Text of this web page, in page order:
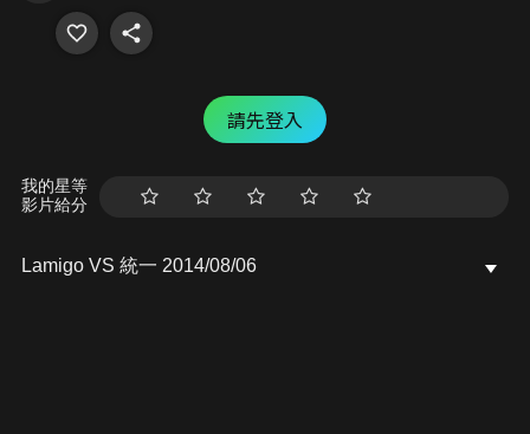
請先登入
我的星等
影片給分
Lamigo VS 統一 2014/08/06